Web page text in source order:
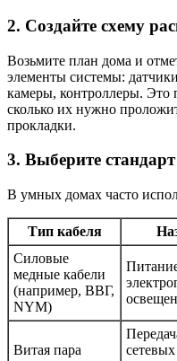
2. Создайте схему
Возьмите план дома и
элементы системы:
камеры, контроллеры. Это
сколько их нужно
прокладки.
3. Выберите
В умных домах часто
Тип кабеля
Силовые
медные кабели
(например, ВВГ,
NYM)
Витая пара
сетевых